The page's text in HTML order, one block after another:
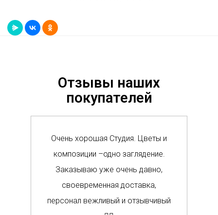
Отзывы наших
покупателей
Очень хорошая Студия. Цветы и
композиции –одно заглядение.
Заказываю уже очень давно,
своевременная доставка,
персонал вежливый и отзывчивый